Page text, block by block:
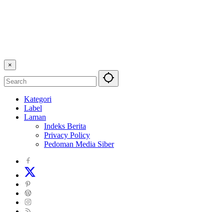
×
Kategori
Label
Laman
Indeks Berita
Privacy Policy
Pedoman Media Siber